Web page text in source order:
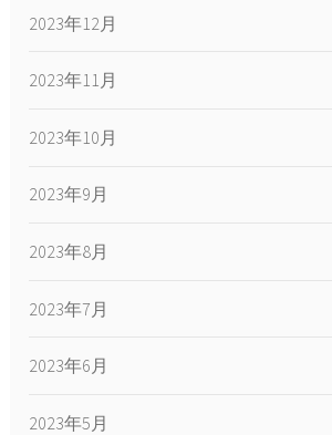
2023年12月
2023年11月
2023年10月
2023年9月
2023年8月
2023年7月
2023年6月
2023年5月